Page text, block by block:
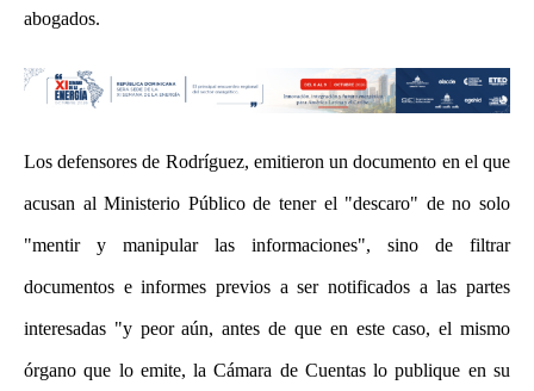
abogados.
Los defensores de Rodríguez, emitieron un documento en el que
acusan al Ministerio Público de tener el "descaro" de no solo
"mentir y manipular las informaciones", sino de filtrar
documentos e informes previos a ser notificados a las partes
interesadas "y peor aún, antes de que en este caso, el mismo
órgano que lo emite, la Cámara de Cuentas lo publique en su